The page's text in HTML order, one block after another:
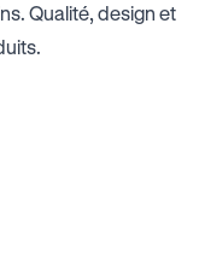
Qualité, design et